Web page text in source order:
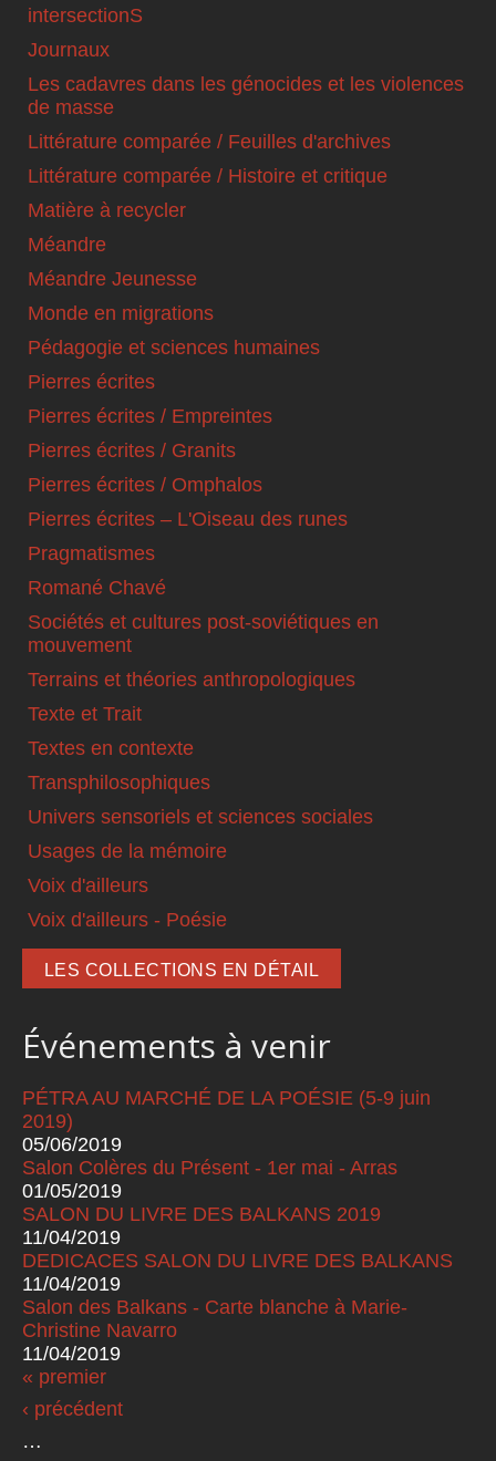
intersectionS
Journaux
Les cadavres dans les génocides et les violences
de masse
Littérature comparée / Feuilles d'archives
Littérature comparée / Histoire et critique
Matière à recycler
Méandre
Méandre Jeunesse
Monde en migrations
Pédagogie et sciences humaines
Pierres écrites
Pierres écrites / Empreintes
Pierres écrites / Granits
Pierres écrites / Omphalos
Pierres écrites – L'Oiseau des runes
Pragmatismes
Romané Chavé
Sociétés et cultures post-soviétiques en
mouvement
Terrains et théories anthropologiques
Texte et Trait
Textes en contexte
Transphilosophiques
Univers sensoriels et sciences sociales
Usages de la mémoire
Voix d'ailleurs
Voix d'ailleurs - Poésie
LES COLLECTIONS EN DÉTAIL
Événements à venir
PÉTRA AU MARCHÉ DE LA POÉSIE (5-9 juin
2019)
05/06/2019
Salon Colères du Présent - 1er mai - Arras
01/05/2019
SALON DU LIVRE DES BALKANS 2019
11/04/2019
DEDICACES SALON DU LIVRE DES BALKANS
11/04/2019
Salon des Balkans - Carte blanche à Marie-
Christine Navarro
11/04/2019
Pages
« premier
‹ précédent
…